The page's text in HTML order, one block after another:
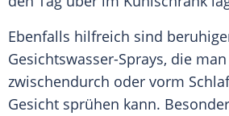
Ebenfalls hilfreich sind
Gesichtswasser-Sprays, die
zwischendurch oder vorm
Gesicht sprühen kann.